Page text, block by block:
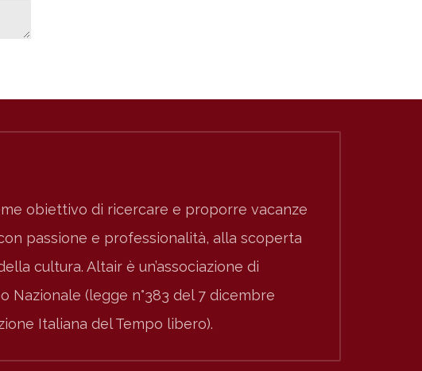
obiettivo di ricercare e proporre vacanze
passione e professionalità, alla scoperta
cultura. Altair è un’associazione di
Nazionale (legge n°383 del 7 dicembre
Italiana del Tempo libero).